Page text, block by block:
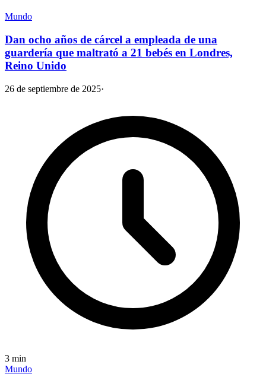
Mundo
Dan ocho años de cárcel a empleada de una
guardería que maltrató a 21 bebés en Londres,
Reino Unido
26 de septiembre de 2025·
3 min
Mundo